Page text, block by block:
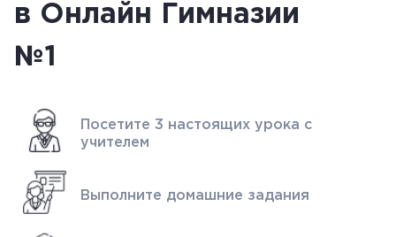
в Онлайн Гимназии
№1
Посетите 3 настоящих урока с
учителем
Выполните домашние задания